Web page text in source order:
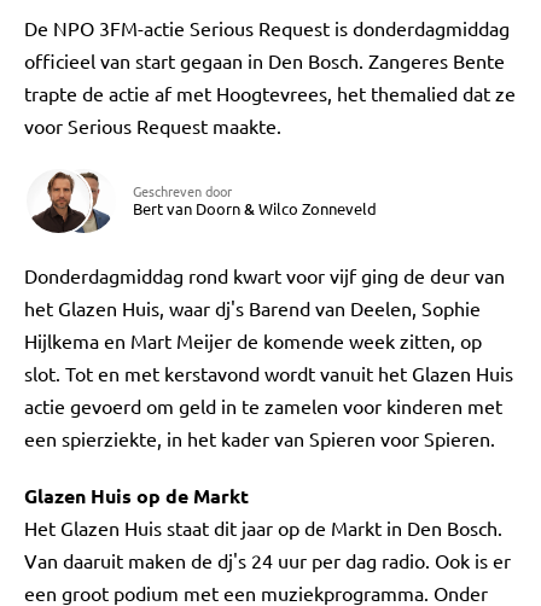
De NPO 3FM-actie Serious Request is donderdagmiddag
officieel van start gegaan in Den Bosch. Zangeres Bente
trapte de actie af met Hoogtevrees, het themalied dat ze
voor Serious Request maakte.
Geschreven door
Bert van Doorn&Wilco Zonneveld
Donderdagmiddag rond kwart voor vijf ging de deur van
het Glazen Huis, waar dj's Barend van Deelen, Sophie
Hijlkema en Mart Meijer de komende week zitten, op
slot. Tot en met kerstavond wordt vanuit het Glazen Huis
actie gevoerd om geld in te zamelen voor kinderen met
een spierziekte, in het kader van Spieren voor Spieren.
Glazen Huis op de Markt
Het Glazen Huis staat dit jaar op de Markt in Den Bosch.
Van daaruit maken de dj's 24 uur per dag radio. Ook is er
een groot podium met een muziekprogramma. Onder